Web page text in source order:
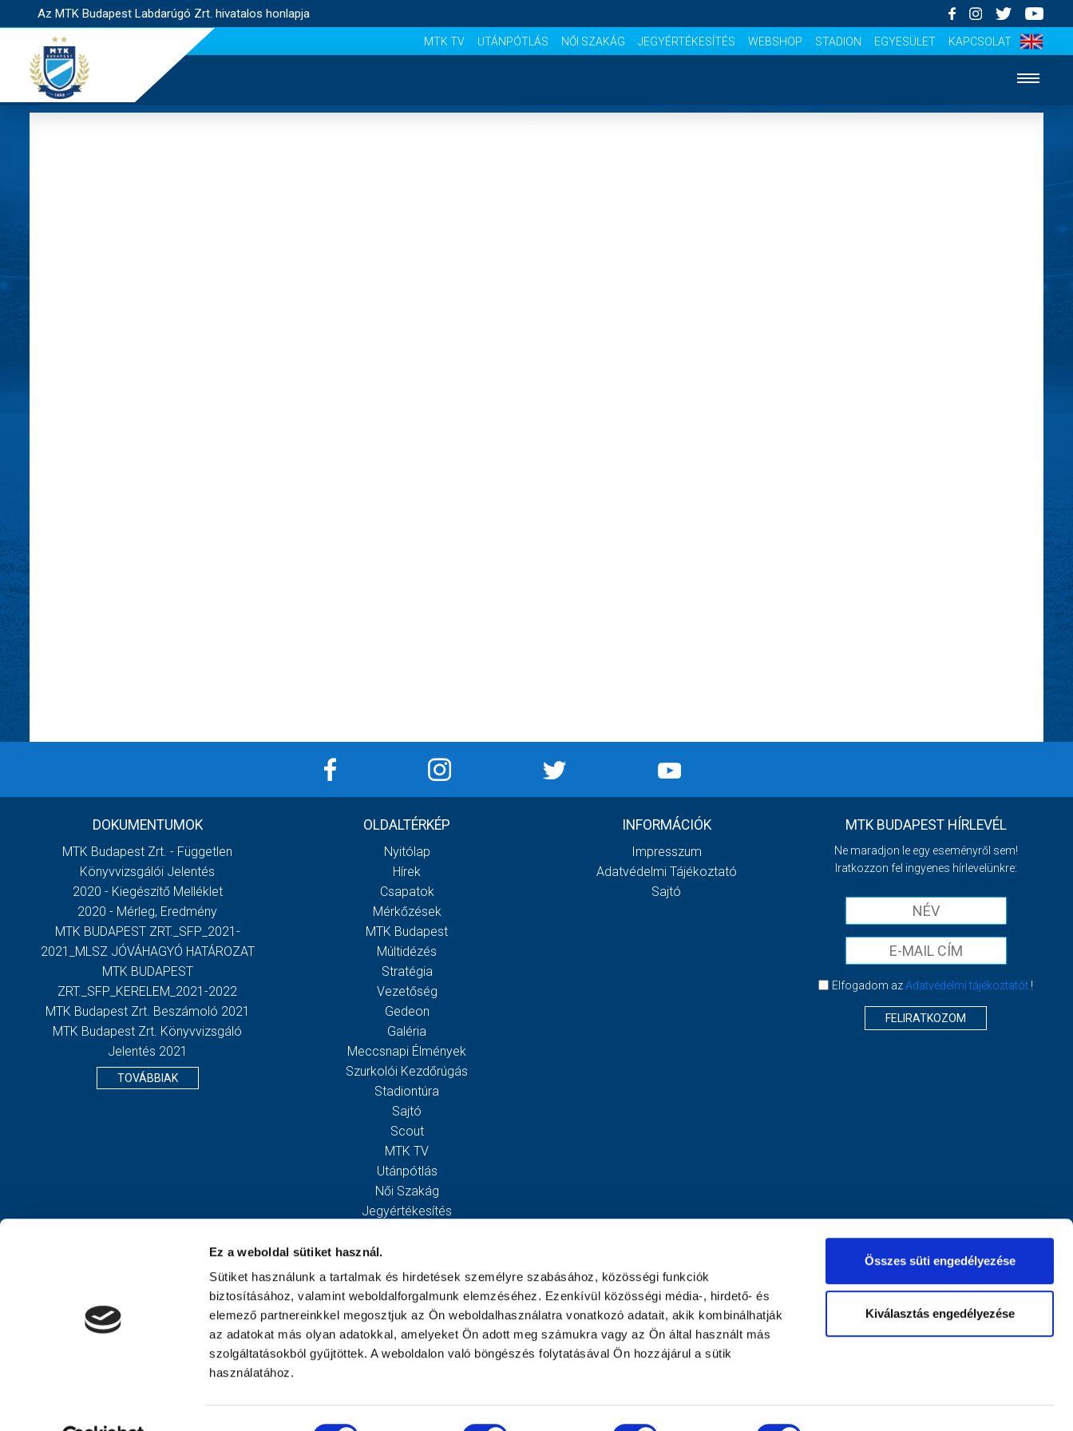
Ez a weboldal sütiket használ.
Sütiket használunk a tartalmak és hirdetések személyre szabásához, közösségi funkciók
biztosításához, valamint weboldalforgalmunk elemzéséhez. Ezenkívül közösségi média-, hirdető- és
elemező partnereinkkel megosztjuk az Ön weboldalhasználatra vonatkozó adatait, akik kombinálhatják
az adatokat más olyan adatokkal, amelyeket Ön adott meg számukra vagy az Ön által használt más
szolgáltatásokból gyűjtöttek. A weboldalon való böngészés folytatásával Ön hozzájárul a sütik
használatához.
Összes süti engedélyezése
Kiválasztás engedélyezése
Az MTK Budapest Labdarúgó Zrt. hivatalos honlapja
MTK TV UTÁNPÓTLÁS NŐI SZAKÁG JEGYÉRTÉKESÍTÉS WEBSHOP STADION EGYESÜLET KAPCSOLAT
DOKUMENTUMOK
MTK Budapest Zrt. - Független
Könyvvizsgálói Jelentés
2020 - Kiegészítő Melléklet
2020 - Mérleg, Eredmény
MTK BUDAPEST ZRT._SFP_2021-
2021_MLSZ JÓVÁHAGYÓ HATÁROZAT
MTK BUDAPEST
ZRT._SFP_KERELEM_2021-2022
MTK Budapest Zrt. Beszámoló 2021
MTK Budapest Zrt. Könyvvizsgáló
Jelentés 2021
TOVÁBBIAK
OLDALTÉRKÉP
Nyitólap
Hírek
Csapatok
Mérkőzések
MTK Budapest
Múltidézés
Stratégia
Vezetőség
Gedeon
Galéria
Meccsnapi Élmények
Szurkolói Kezdőrúgás
Stadiontúra
Sajtó
Scout
MTK TV
Utánpótlás
Női Szakág
Jegyértékesítés
Egyesület
Kapcsolat
INFORMÁCIÓK
Impresszum
Adatvédelmi Tájékoztató
Sajtó
MTK BUDAPEST HÍRLEVÉL
Ne maradjon le egy eseményről sem!
Iratkozzon fel ingyenes hírlevelünkre:
Elfogadom azAdatvédelmi tájékoztatót !
FELIRATKOZOM